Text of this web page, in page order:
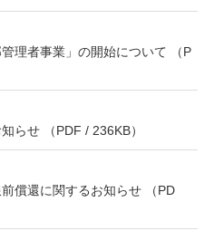
理者事業」の開始について （P
らせ （PDF / 236KB）
償還に関するお知らせ （PD